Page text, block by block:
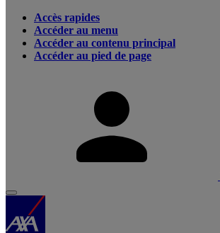
Accès rapides
Accéder au menu
Accéder au contenu principal
Accéder au pied de page